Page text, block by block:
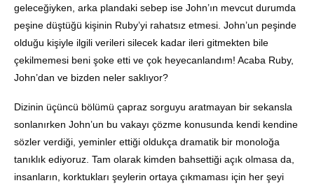
geleceğiyken, arka plandaki sebep ise John’ın mevcut durumda
peşine düştüğü kişinin Ruby’yi rahatsız etmesi. John’un peşinde
olduğu kişiyle ilgili verileri silecek kadar ileri gitmekten bile
çekilmemesi beni şoke etti ve çok heyecanlandım! Acaba Ruby,
John’dan ve bizden neler saklıyor?
Dizinin üçüncü bölümü çapraz sorguyu aratmayan bir sekansla
sonlanırken John’un bu vakayı çözme konusunda kendi kendine
sözler verdiği, yeminler ettiği oldukça dramatik bir monoloğa
tanıklık ediyoruz. Tam olarak kimden bahsettiği açık olmasa da,
insanların, korktukları şeylerin ortaya çıkmaması için her şeyi